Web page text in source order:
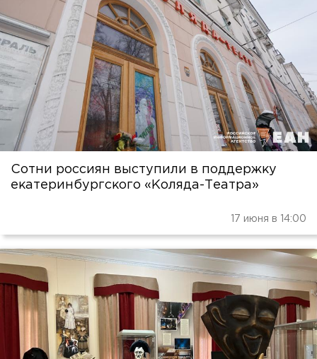
Сотни россиян выступили в поддержку
екатеринбургского «Коляда-Театра»
17 июня в 14:00